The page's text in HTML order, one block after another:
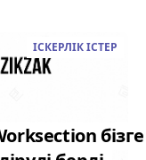
ІСКЕРЛІК ІСТЕР
бізге